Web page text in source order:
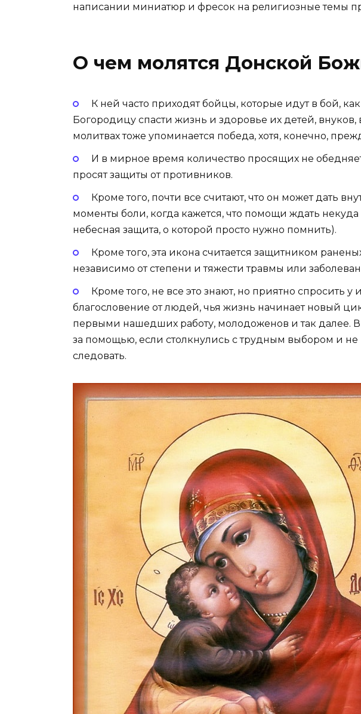
написании миниатюр и фресок на религиозные темы
О чем молятся Донской
К ней часто приходят бойцы, которые идут в бой,
Богородицу спасти жизнь и здоровье их детей, внуков,
молитвах тоже упоминается победа, хотя, конечно,
И в мирное время количество просящих не
просят защиты от противников.
Кроме того, почти все считают, что он может дать
моменты боли, когда кажется, что помощи ждать некуда
небесная защита, о которой просто нужно помнить).
Кроме того, эта икона считается защитником
независимо от степени и тяжести травмы или
Кроме того, не все это знают, но приятно спросить
благословение от людей, чья жизнь начинает новый
первыми нашедших работу, молодоженов и так далее.
за помощью, если столкнулись с трудным выбором и не
следовать.